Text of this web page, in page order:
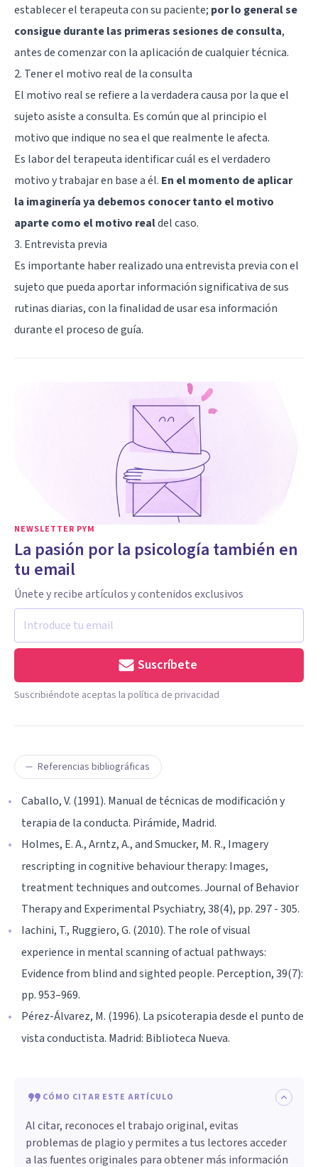
establecer el terapeuta con su paciente; por lo general se
consigue durante las primeras sesiones de consulta,
antes de comenzar con la aplicación de cualquier técnica.
2. Tener el motivo real de la consulta
El motivo real se refiere a la verdadera causa por la que el
sujeto asiste a consulta. Es común que al principio el
motivo que indique no sea el que realmente le afecta.
Es labor del terapeuta identificar cuál es el verdadero
motivo y trabajar en base a él. En el momento de aplicar
la imaginería ya debemos conocer tanto el motivo
aparte como el motivo realdel caso.
3. Entrevista previa
Es importante haber realizado una entrevista previa con el
sujeto que pueda aportar información significativa de sus
rutinas diarias, con la finalidad de usar esa información
durante el proceso de guía.
NEWSLETTER PYM
La pasión por la psicología también en
tu email
Únete y recibe artículos y contenidos exclusivos
Suscríbete
Suscribiéndote aceptas la política de privacidad
Referencias bibliográficas
Caballo, V. (1991). Manual de técnicas de modificación y
terapia de la conducta. Pirámide, Madrid.
Holmes, E. A., Arntz, A., and Smucker, M. R., Imagery
rescripting in cognitive behaviour therapy: Images,
treatment techniques and outcomes. Journal of Behavior
Therapy and Experimental Psychiatry, 38(4), pp. 297 - 305.
Iachini, T., Ruggiero, G. (2010). The role of visual
experience in mental scanning of actual pathways:
Evidence from blind and sighted people. Perception, 39(7):
pp. 953–969.
Pérez-Álvarez, M. (1996). La psicoterapia desde el punto de
vista conductista. Madrid: Biblioteca Nueva.
CÓMO CITAR ESTE ARTÍCULO
Al citar, reconoces el trabajo original, evitas
problemas de plagio y permites a tus lectores acceder
a las fuentes originales para obtener más información